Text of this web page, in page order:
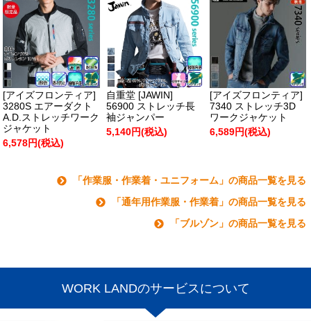
[アイズフロンティア]
3280S エアーダクト
A.D.ストレッチワーク
ジャケット
6,578円(税込)
自重堂 [JAWIN]
56900 ストレッチ長
袖ジャンパー
5,140円(税込)
[アイズフロンティア]
7340 ストレッチ3D
ワークジャケット
6,589円(税込)
「作業服・作業着・ユニフォーム」の商品一覧を見る
「通年用作業服・作業着」の商品一覧を見る
「ブルゾン」の商品一覧を見る
WORK LANDのサービスについて